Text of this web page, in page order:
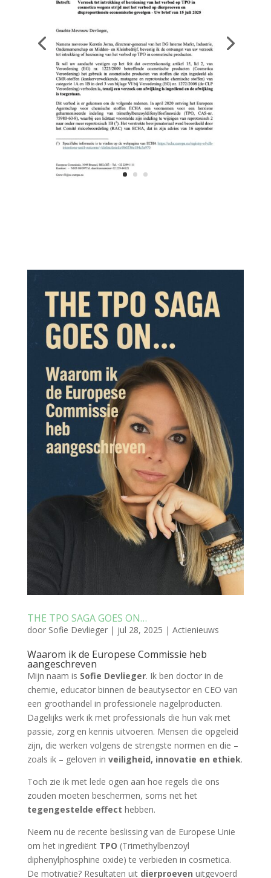
THE TPO SAGA GOES ON…
door Sofie Devlieger| jul 28, 2025 | Actienieuws
Waarom ik de Europese Commissie heb
aangeschreven
Mijn naam is Sofie Devlieger. Ik ben doctor in de
chemie, educator binnen de beautysector en CEO van
een groothandel in professionele nagelproducten.
Dagelijks werk ik met professionals die hun vak met
passie, zorg en kennis uitvoeren. Mensen die opgeleid
zijn, die werken volgens de strengste normen en die –
zoals ik – geloven in veiligheid, innovatie en ethiek.
Toch zie ik met lede ogen aan hoe regels die ons
zouden moeten beschermen, soms net het
tegengestelde effect hebben.
Neem nu de recente beslissing van de Europese Unie
om het ingrediënt TPO (Trimethylbenzoyl
diphenylphosphine oxide) te verbieden in cosmetica.
De motivatie? Resultaten uit dierproeven uitgevoerd